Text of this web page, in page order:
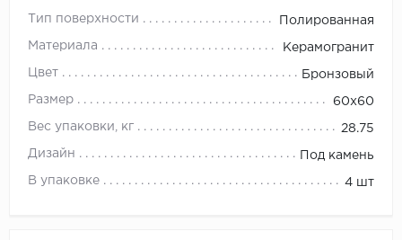
Тип поверхности Полированная
Материала Керамогранит
Цвет Бронзовый
Размер 60x60
Вес упаковки, кг 28.75
Дизайн Под камень
В упаковке 4 шт